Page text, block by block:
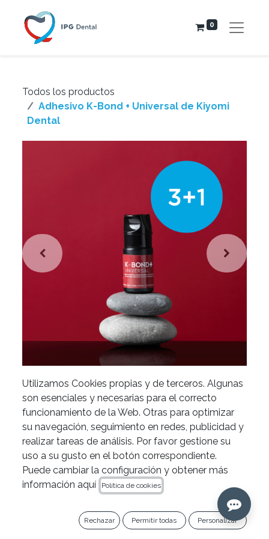
0
Todos los productos
Adhesivo K-Bond + Universal de Kiyomi
Dental
Adhesivo K-Bond +
Universal de Kiyomi Dental
OFERTA 3+1
Añade 4 unidades al carrito y llévate 1 gratis (la de
menor importe).
Utilizamos Cookies propias y de terceros. Algunas
son esenciales y necesarias para el correcto
funcionamiento de la Web. Otras para optimizar
su navegación, seguimiento en redes, publicidad y
realizar tareas de análisis. Por favor gestione su
uso a su gusto en el botón correspondiente.
Puede cambiar la configuración y obtener más
información aquí
Política de cookies
Rechazar Permitir todas Personalizar